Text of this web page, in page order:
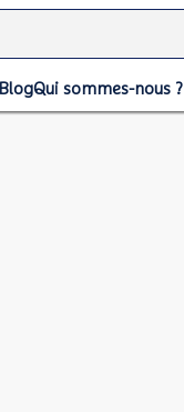
BlogQui sommes-nous ?